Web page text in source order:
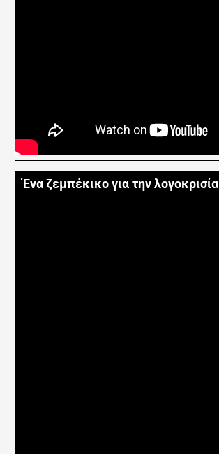
Ένα ζεμπέκικο για την λογοκρισία